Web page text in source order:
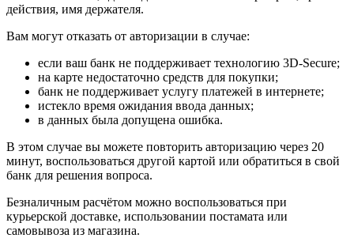
действия, имя держателя.
Вам могут отказать от авторизации в случае:
если ваш банк не поддерживает технологию 3D-Secure;
на карте недостаточно средств для покупки;
банк не поддерживает услугу платежей в интернете;
истекло время ожидания ввода данных;
в данных была допущена ошибка.
В этом случае вы можете повторить авторизацию через 20
минут, воспользоваться другой картой или обратиться в свой
банк для решения вопроса.
Безналичным расчётом можно воспользоваться при
курьерской доставке, использовании постамата или
самовывоза из магазина.